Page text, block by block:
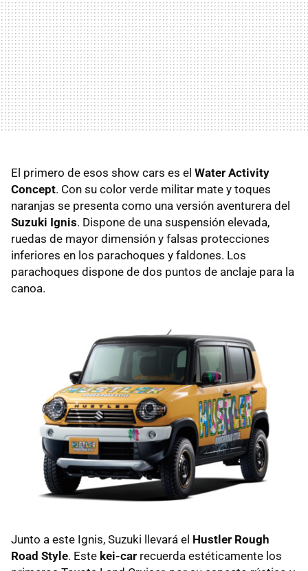
El primero de esos show cars es el Water Activity
Concept. Con su color verde militar mate y toques
naranjas se presenta como una versión aventurera del
Suzuki Ignis. Dispone de una suspensión elevada,
ruedas de mayor dimensión y falsas protecciones
inferiores en los parachoques y faldones. Los
parachoques dispone de dos puntos de anclaje para la
canoa.
Junto a este Ignis, Suzuki llevará el Hustler Rough
Road Style. Este kei-car recuerda estéticamente los